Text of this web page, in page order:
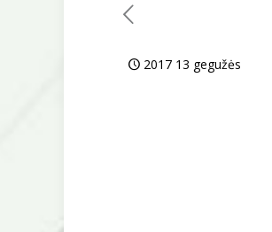
2017 13 gegužės